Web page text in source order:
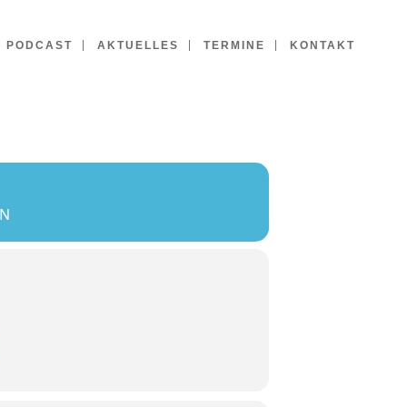
PODCAST AKTUELLES TERMINE KONTAKT